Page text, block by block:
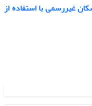
غیررسمی با استفاده از